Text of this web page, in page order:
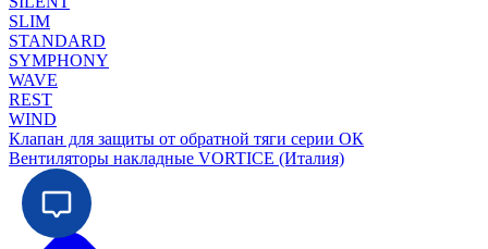
SLIM
STANDARD
SYMPHONY
WAVE
REST
WIND
Клапан для защиты от обратной тяги серии ОК
Вентиляторы накладные VORTICE (Италия)